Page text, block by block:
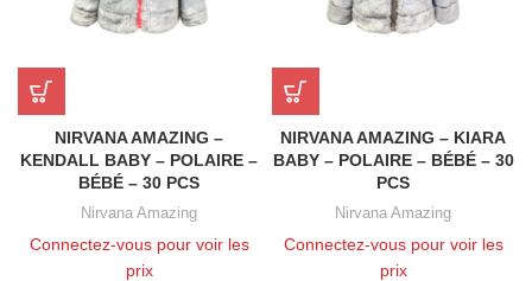
NIRVANA AMAZING –
KENDALL BABY – POLAIRE –
BÉBÉ – 30 PCS
Nirvana Amazing
Connectez-vous pour voir les
prix
NIRVANA AMAZING – KIARA
BABY – POLAIRE – BÉBÉ – 30
PCS
Nirvana Amazing
Connectez-vous pour voir les
prix